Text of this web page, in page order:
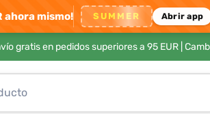
ahora mismo! SUMMER Abrir app
gratis en pedidos superiores a 95 EUR|